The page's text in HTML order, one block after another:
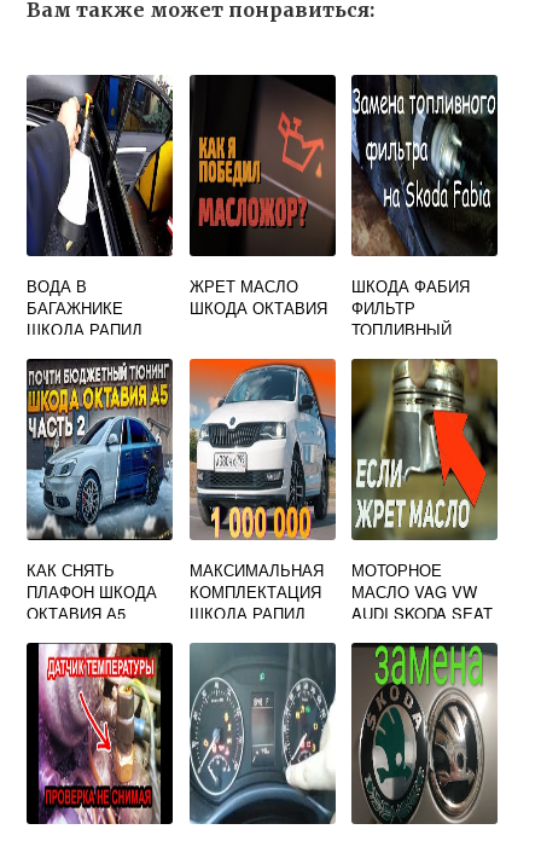
Вам также может понравиться:
ВОДА В
БАГАЖНИКЕ
ШКОДА РАПИД
ЖРЕТ МАСЛО
ШКОДА ОКТАВИЯ
ШКОДА ФАБИЯ
ФИЛЬТР
ТОПЛИВНЫЙ
КАК СНЯТЬ
ПЛАФОН ШКОДА
ОКТАВИЯ А5
САЛОНА
МАКСИМАЛЬНАЯ
КОМПЛЕКТАЦИЯ
ШКОДА РАПИД
МОТОРНОЕ
МАСЛО VAG VW
AUDI SKODA SEAT
СИНТЕТИЧЕСКОЕ
5 Л